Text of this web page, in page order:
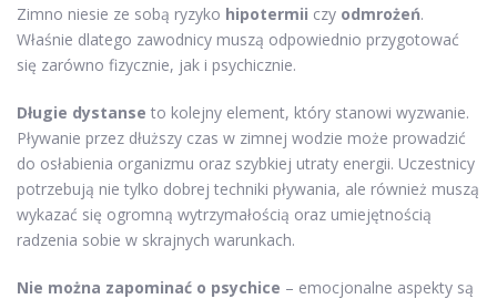
Zimno niesie ze sobą ryzyko hipotermii czy odmrożeń.
Właśnie dlatego zawodnicy muszą odpowiednio przygotować
się zarówno fizycznie, jak i psychicznie.
Długie dystanse to kolejny element, który stanowi wyzwanie.
Pływanie przez dłuższy czas w zimnej wodzie może prowadzić
do osłabienia organizmu oraz szybkiej utraty energii. Uczestnicy
potrzebują nie tylko dobrej techniki pływania, ale również muszą
wykazać się ogromną wytrzymałością oraz umiejętnością
radzenia sobie w skrajnych warunkach.
Nie można zapominać o psychice – emocjonalne aspekty są